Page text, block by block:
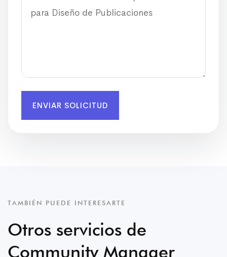
ENVIAR SOLICITUD
TAMBIÉN PUEDE INTERESARTE
Otros servicios de
Community Manager